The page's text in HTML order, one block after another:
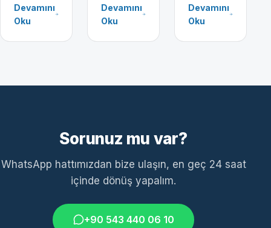
Devamını
Oku
Devamını
Oku
Devamını
Oku
Sorunuz mu var?
WhatsApp hattımızdan bize ulaşın, en geç 24 saat
içinde dönüş yapalım.
+90 543 440 06 10